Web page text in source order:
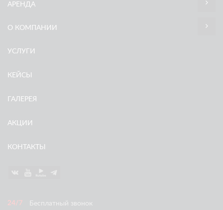
АРЕНДА
О КОМПАНИИ
УСЛУГИ
КЕЙСЫ
ГАЛЕРЕЯ
АКЦИИ
КОНТАКТЫ
Бесплатный звонок